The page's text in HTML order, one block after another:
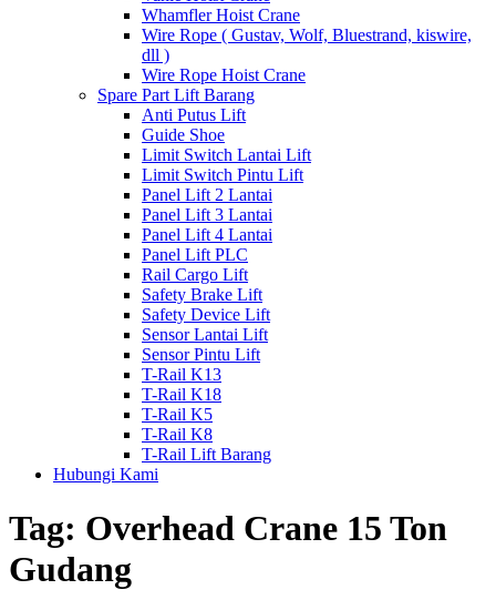
Whamfler Hoist Crane
Wire Rope ( Gustav, Wolf, Bluestrand, kiswire,
dll )
Wire Rope Hoist Crane
Spare Part Lift Barang
Anti Putus Lift
Guide Shoe
Limit Switch Lantai Lift
Limit Switch Pintu Lift
Panel Lift 2 Lantai
Panel Lift 3 Lantai
Panel Lift 4 Lantai
Panel Lift PLC
Rail Cargo Lift
Safety Brake Lift
Safety Device Lift
Sensor Lantai Lift
Sensor Pintu Lift
T-Rail K13
T-Rail K18
T-Rail K5
T-Rail K8
T-Rail Lift Barang
Hubungi Kami
Tag: Overhead Crane 15 Ton
Gudang